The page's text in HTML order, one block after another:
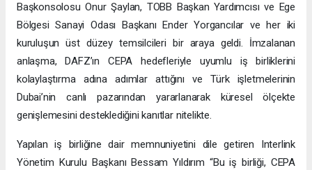
Başkonsolosu Onur Şaylan, TOBB Başkan Yardımcısı ve Ege
Bölgesi Sanayi Odası Başkanı Ender Yorgancılar ve her iki
kuruluşun üst düzey temsilcileri bir araya geldi. İmzalanan
anlaşma, DAFZ’ın CEPA hedefleriyle uyumlu iş birliklerini
kolaylaştırma adına adımlar attığını ve Türk işletmelerinin
Dubai’nin canlı pazarından yararlanarak küresel ölçekte
genişlemesini desteklediğini kanıtlar nitelikte.
Yapılan iş birliğine dair memnuniyetini dile getiren Interlink
Yönetim Kurulu Başkanı Bessam Yıldırım “Bu iş birliği, CEPA